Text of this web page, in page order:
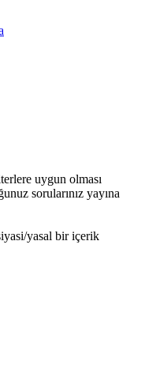
uygun olması
sorularınız yayına
yasal bir içerik